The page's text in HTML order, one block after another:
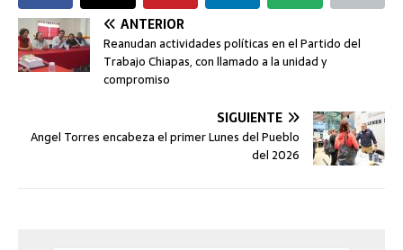
ANTERIOR
Reanudan actividades políticas en el Partido del
Trabajo Chiapas, con llamado a la unidad y
compromiso
SIGUIENTE
Angel Torres encabeza el primer Lunes del Pueblo
del 2026